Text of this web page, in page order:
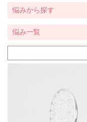
悩みから探す
悩み一覧